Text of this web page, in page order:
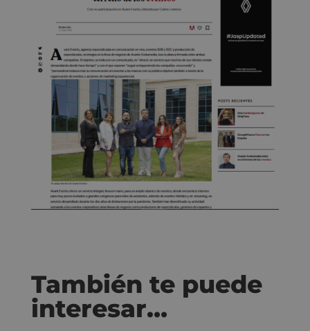
También te puede
interesar…